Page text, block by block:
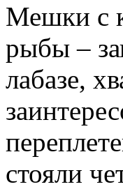
Мешки с
рыбы –
лабазе,
стояли